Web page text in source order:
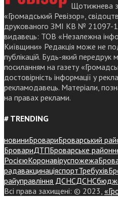
Щотижнева
«Громадський Ревізор»,
друкованого ЗМІ КВ № 21097-
видавець: ТОВ «Незалежна
Київщини» Редакція може не
публікацій. Будь-який передрук
посиланням на газету
достовірність інформації у
рекламодавець. Матеріали,
на правах реклами.
# TRENDING
новиниБровариБроварський
БровариДТПБроварське
РосієюКоронавіруспожежа
радавакцинаціяспортТребухів
райуправління ДСНСДСНС
Всі права захищені: © 2023,